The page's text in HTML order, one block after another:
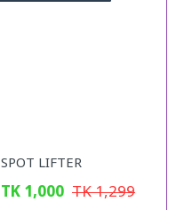
SPOT LIFTER
TK 1,000 TK1,299